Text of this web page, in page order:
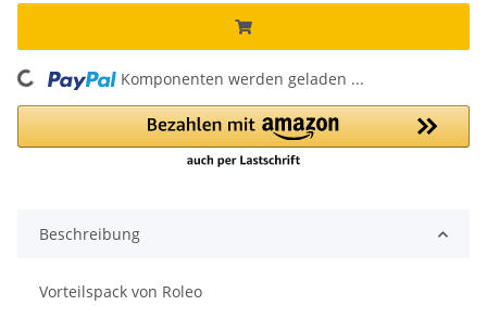
Loading... Komponenten werden geladen ...
Beschreibung
Vorteilspack von Roleo